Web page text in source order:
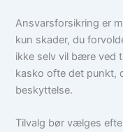
Ansvarsforsikring er
kun skader, du
ikke selv vil bære ved
kasko ofte det punkt,
beskyttelse.
Tilvalg bør vælges